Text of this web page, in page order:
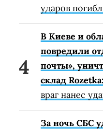
ударов
В Киеве и
повредили
почты»,
склад
враг нанес
За ночь СБС